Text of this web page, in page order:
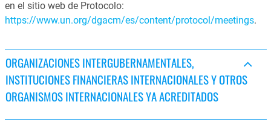
en el sitio web de Protocolo:
https://www.un.org/dgacm/es/content/protocol/meetings.
ORGANIZACIONES INTERGUBERNAMENTALES,
INSTITUCIONES FINANCIERAS INTERNACIONALES Y OTROS
ORGANISMOS INTERNACIONALES YA ACREDITADOS